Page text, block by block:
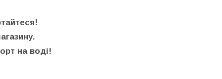
на воді!